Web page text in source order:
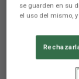
PRIMER EQUIPO
La
se guarden en su
el uso del mismo,